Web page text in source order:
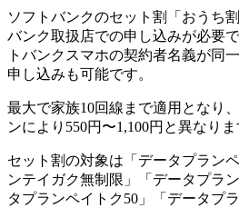
ソフトバンクのセット割「おうち
バンク取扱店での申し込みが必要
トバンクスマホの契約者名義が同
申し込みも可能です。
最大で家族10回線まで適用となり
ンにより550円〜1,100円と異なりま
セット割の対象は「データプラン
ンテイガク無制限」「データプラ
タプランペイトク50」「データプ